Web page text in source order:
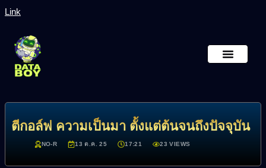
Link
ตีกอล์ฟ ความเป็นมา ตั้งแต่ต้นจนถึงปัจจุบัน
NO-R 13 ต.ค. 25 17:21 23 VIEWS